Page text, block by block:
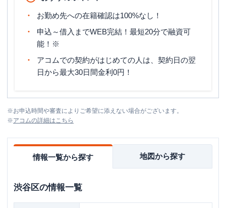
お勤め先への在籍確認は100%なし！
申込～借入までWEB完結！最短20分で融資可
能！※
アコムでの契約がはじめての人は、契約日の翌
日から最大30日間金利0円！
※お申込時間や審査によりご希望に添えない場合がございます。
※アコムの詳細はこちら
情報一覧から探す 地図から探す
渋谷区の情報一覧